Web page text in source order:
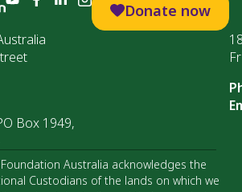
Donate now
Box 1949,
Australia acknowledges the
Custodians of the lands on which we